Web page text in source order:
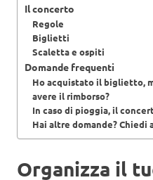
Il concerto
Regole
Biglietti
Scaletta e ospiti
Domande frequenti
Ho acquistato il biglietto,
avere il rimborso?
In caso di pioggia, il
Hai altre domande? Chiedi
Organizza il